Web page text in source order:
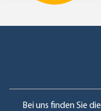
Bei uns finden Sie